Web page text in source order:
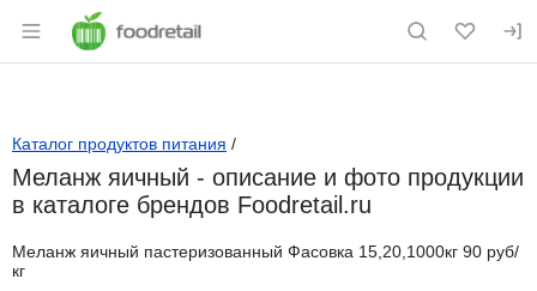
Раздел навигации по сайту
Каталог продуктов питания /
Меланж яичный - описание и фото продукции
в каталоге брендов Foodretail.ru
Меланж яичный пастеризованный Фасовка 15,20,1000кг 90 руб/
кг